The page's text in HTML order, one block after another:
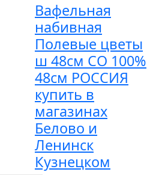
Вафельная
набивная
Полевые цветы
ш 48см СО 100%
48см РОССИЯ
купить в
магазинах
Белово и
Ленинск
Кузнецком